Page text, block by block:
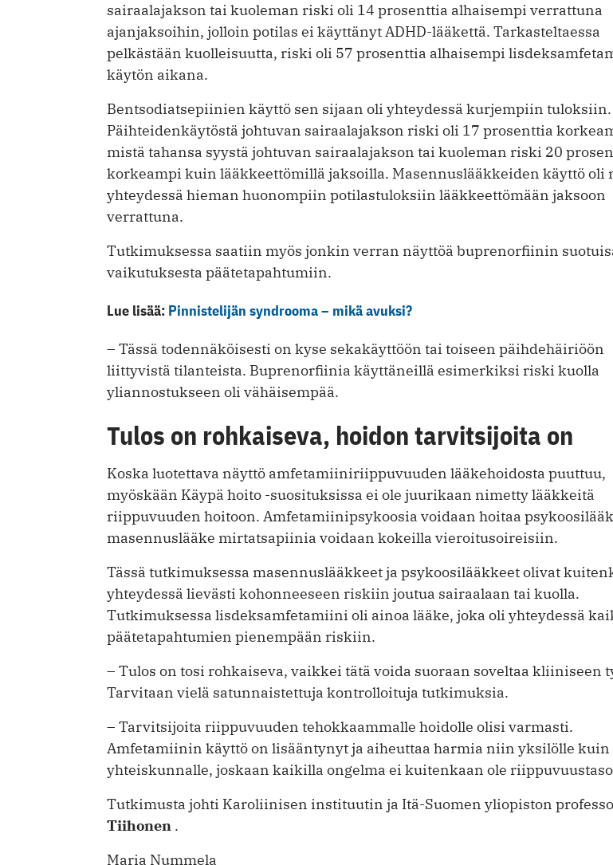
sairaalajakson tai kuoleman riski oli 14 prosenttia alhaisempi verrattuna
ajanjaksoihin, jolloin potilas ei käyttänyt ADHD-lääkettä. Tarkasteltaessa
pelkästään kuolleisuutta, riski oli 57 prosenttia alhaisempi
käytön aikana.
Bentsodiatsepiinien käyttö sen sijaan oli yhteydessä kurjempiin tuloksiin.
Päihteidenkäytöstä johtuvan sairaalajakson riski oli 17 prosenttia
mistä tahansa syystä johtuvan sairaalajakson tai kuoleman riski 20
korkeampi kuin lääkkeettömillä jaksoilla. Masennuslääkkeiden käyttö oli
yhteydessä hieman huonompiin potilastuloksiin lääkkeettömään jaksoon
verrattuna.
Tutkimuksessa saatiin myös jonkin verran näyttöä buprenorfiinin
vaikutuksesta päätetapahtumiin.
Lue lisää: Pinnistelijän syndrooma – mikä avuksi?
– Tässä todennäköisesti on kyse sekakäyttöön tai toiseen päihdehäiriöön
liittyvistä tilanteista. Buprenorfiinia käyttäneillä esimerkiksi riski kuolla
yliannostukseen oli vähäisempää.
Tulos on rohkaiseva, hoidon tarvitsijoita on
Koska luotettava näyttö amfetamiiniriippuvuuden lääkehoidosta puuttuu,
myöskään Käypä hoito -suosituksissa ei ole juurikaan nimetty lääkkeitä
riippuvuuden hoitoon. Amfetamiinipsykoosia voidaan hoitaa
masennuslääke mirtatsapiinia voidaan kokeilla vieroitusoireisiin.
Tässä tutkimuksessa masennuslääkkeet ja psykoosilääkkeet olivat
yhteydessä lievästi kohonneeseen riskiin joutua sairaalaan tai kuolla.
Tutkimuksessa lisdeksamfetamiini oli ainoa lääke, joka oli yhteydessä
päätetapahtumien pienempään riskiin.
– Tulos on tosi rohkaiseva, vaikkei tätä voida suoraan soveltaa kliiniseen
Tarvitaan vielä satunnaistettuja kontrolloituja tutkimuksia.
– Tarvitsijoita riippuvuuden tehokkaammalle hoidolle olisi varmasti.
Amfetamiinin käyttö on lisääntynyt ja aiheuttaa harmia niin yksilölle kuin
yhteiskunnalle, joskaan kaikilla ongelma ei kuitenkaan ole
Tutkimusta johti Karoliinisen instituutin ja Itä-Suomen yliopiston
Tiihonen .
Maria Nummela